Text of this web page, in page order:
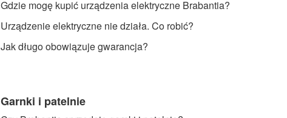
Gdzie mogę kupić urządzenia elektryczne Brabantia?
Urządzenie elektryczne nie działa. Co robić?
Jak długo obowiązuje gwarancja?
Garnki i patelnie